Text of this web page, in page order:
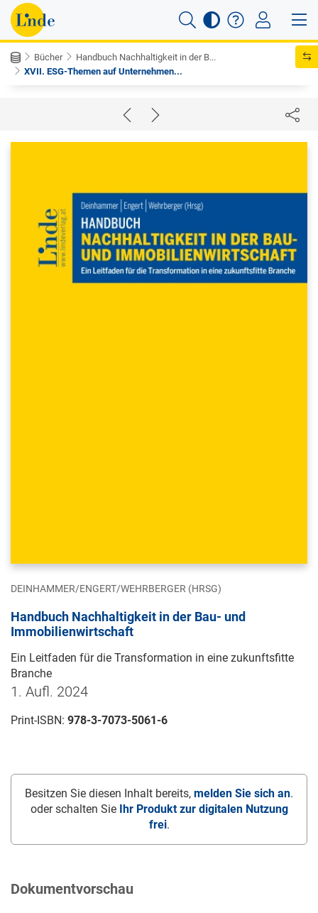
Bücher
Handbuch Nachhaltigkeit in der B...
XVII. ESG-Themen auf Unternehmen...
DEINHAMMER/ENGERT/WEHRBERGER (HRSG)
Handbuch Nachhaltigkeit in der Bau- und
Immobilienwirtschaft
Ein Leitfaden für die Transformation in eine zukunftsfitte
Branche
1. Aufl. 2024
Print-ISBN: 978-3-7073-5061-6
Besitzen Sie diesen Inhalt bereits, melden Sie sich an.
oder schalten Sie Ihr Produkt zur digitalen Nutzung
frei.
Dokumentvorschau